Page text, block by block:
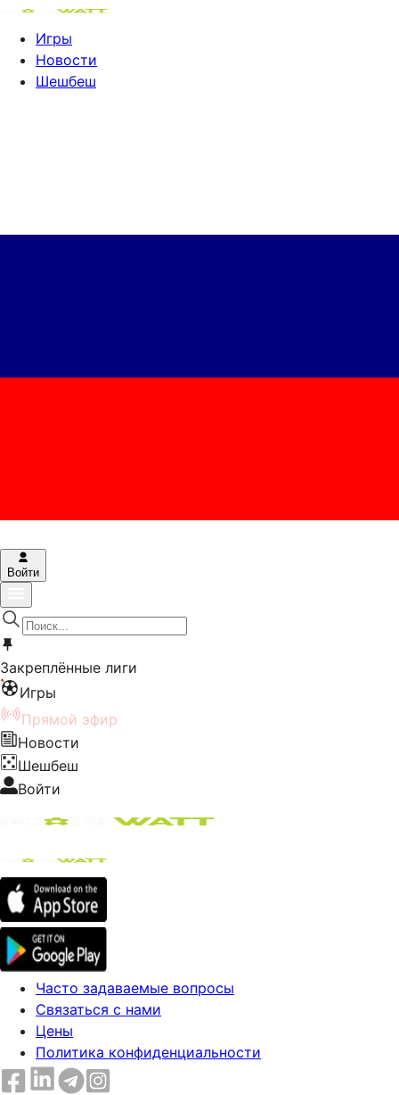
Игры
Новости
Шешбеш
Войти
Закреплённые лиги
Игры
Прямой эфир
Новости
Шешбеш
Войти
Часто задаваемые вопросы
Связаться с нами
Цены
Политика конфиденциальности